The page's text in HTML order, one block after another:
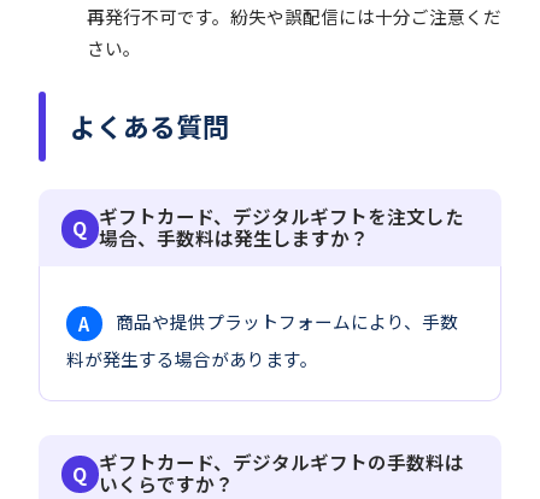
再発行不可です。紛失や誤配信には十分ご注意くだ
さい。
よくある質問
ギフトカード、デジタルギフトを注文した
場合、手数料は発生しますか？
A
商品や提供プラットフォームにより、手数
料が発生する場合があります。
ギフトカード、デジタルギフトの手数料は
いくらですか？